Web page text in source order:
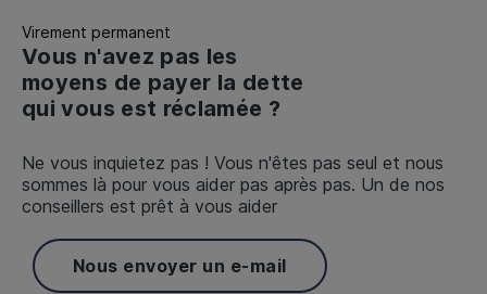
Virement permanent
Vous n'avez pas les
moyens de payer la dette
qui vous est réclamée ?
Ne vous inquietez pas ! Vous n'êtes pas seul et nous
sommes là pour vous aider pas après pas. Un de nos
conseillers est prêt à vous aider
Nous envoyer un e-mail